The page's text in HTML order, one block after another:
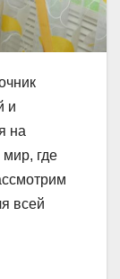
и
на
где
всей